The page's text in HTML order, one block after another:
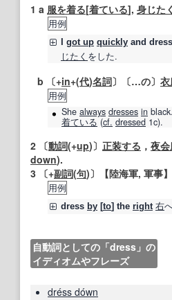
1 a 服を着る[着ている], 身じたく
用例
got up quickly and
じたく をした.
b 〔+in+(代)名詞〕〔…の〕
用例
She always dresses in black.
着ている (cf. dressed 1c).
2 〔動詞(+up)〕 正装する ， 夜
down).
3 〔+副詞(句)〕 【陸海軍, 軍事】
用例
dress by [to] the right 右
自動詞としての「dress」の
イディオムやフレーズ
dréss dówn